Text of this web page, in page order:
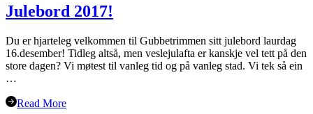
Julebord 2017!
Du er hjarteleg velkommen til Gubbetrimmen sitt julebord laurdag
16.desember! Tidleg altså, men veslejulafta er kanskje vel tett på den
store dagen? Vi møtest til vanleg tid og på vanleg stad. Vi tek så ein
…
Read More